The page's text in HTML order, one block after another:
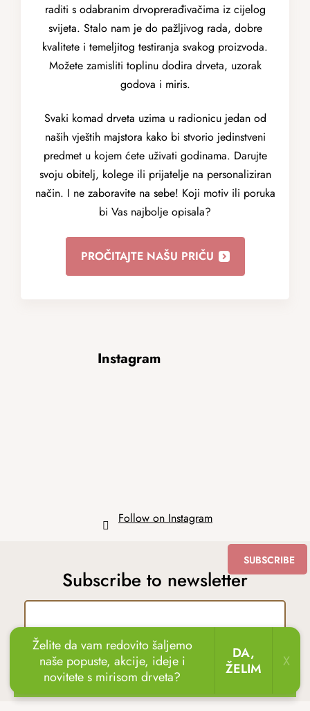
Uživajte u odmoru u vrtu!Drvene ležaljke
sada uz popust
raditi s odabranim drvoprerađivačima iz cijelog
svijeta. Stalo nam je do pažljivog rada, dobre
kvalitete i temeljitog testiranja svakog proizvoda.
Možete zamisliti toplinu dodira drveta, uzorak
godova i miris.
Svaki komad drveta uzima u radionicu jedan od
naših vještih majstora kako bi stvorio jedinstveni
predmet u kojem ćete uživati godinama. Darujte
svoju obitelj, kolege ili prijatelje na personaliziran
način. I ne zaboravite na sebe! Koji motiv ili poruka
bi Vas najbolje opisala?
PROČITAJTE NAŠU PRIČU
Instagram
Follow on Instagram
Subscribe to newsletter
Upisom emaila slažete se s uvjetima
osobnih podataka.
SUBSCRIBE
Želite da vam redovito šaljemo
naše popuste, akcije, ideje i
novitete s mirisom drveta?
DA,
ŽELIM
X